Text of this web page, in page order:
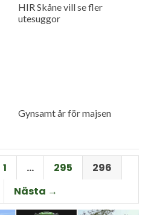
HIR Skåne vill se fler
utesuggor
Gynsamt år för majsen
1 … 295
296
Nästa →